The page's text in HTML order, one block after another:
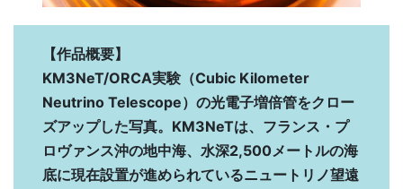
【作品概要】
KM3NeT/ORCA実験（Cubic Kilometer
Neutrino Telescope）の光電子増倍管をクロー
ズアップした写真。KM3NeTは、フランス・プ
ロヴァンス沖の地中海、水深2,500メートルの海
底に現在設置が進められているニュートリノ望遠